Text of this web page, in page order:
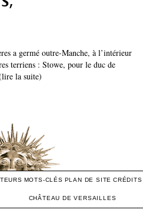
a germé outre-Manche, à l’intérieur
terriens : Stowe, pour le duc de
la suite)
MOTS-CLÉS PLAN DE SITE CRÉDITS
CHÂTEAU DE VERSAILLES